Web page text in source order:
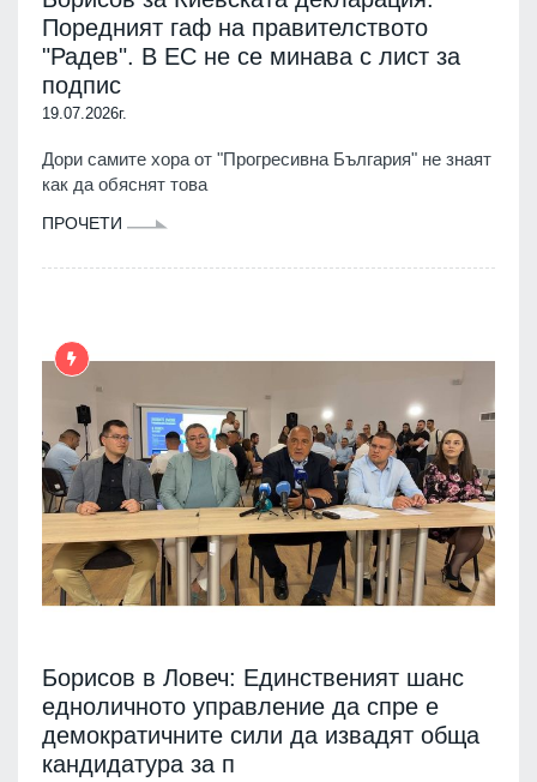
Поредният гаф на правителството
"Радев". В ЕС не се минава с лист за
подпис
19.07.2026г.
Дори самите хора от "Прогресивна България" не знаят
как да обяснят това
ПРОЧЕТИ
Борисов в Ловеч: Единственият шанс
едноличното управление да спре е
демократичните сили да извадят обща
кандидатура за п